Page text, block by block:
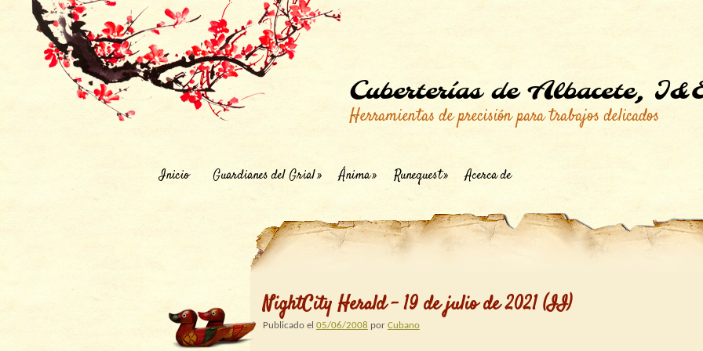
Cuberterías de Albacete,
Herramientas de precisión para trabajos delicados
Inicio Guardianes del Grial Ánima Runequest Acerca de
NightCity Herald – 19 de julio de 2021 (II)
Publicado el 05/06/2008 por Cubano